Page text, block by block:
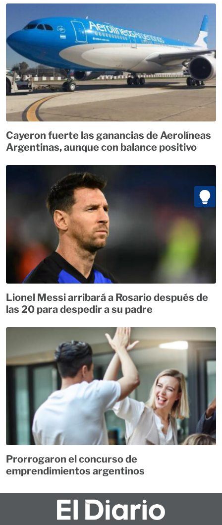
Cayeron fuerte las ganancias de Aerolíneas
Argentinas, aunque con balance positivo
Lionel Messi arribará a Rosario después de
las 20 para despedir a su padre
Prorrogaron el concurso de
emprendimientos argentinos